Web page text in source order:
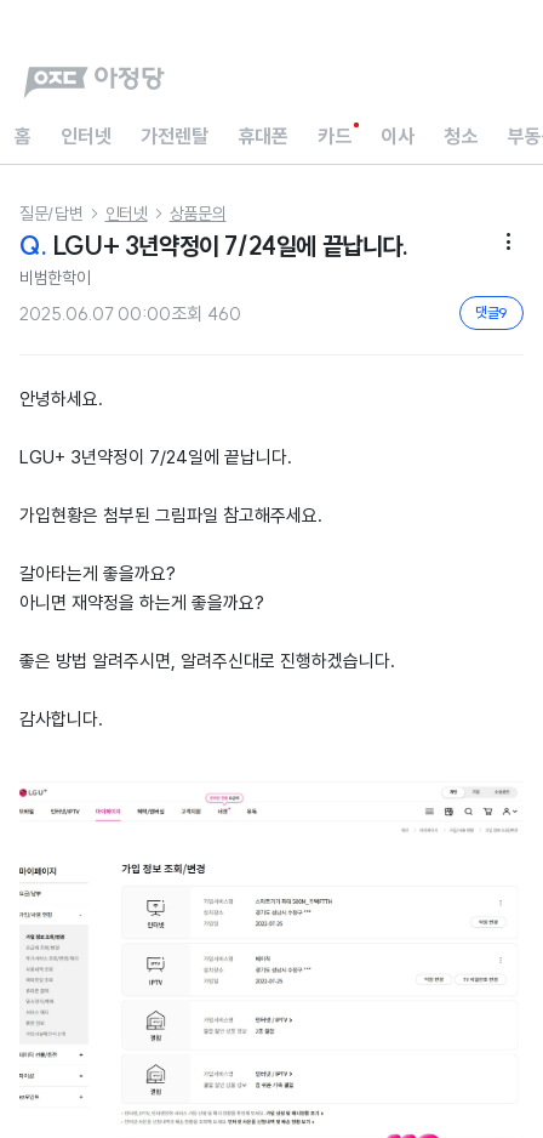
홈 인터넷 가전렌탈 휴대폰 카드 이사 청소 부
질문/답변  인터넷  상품문의
Q. LGU+ 3년약정이 7/24일에 끝납니다. 
비범한학이
2025.06.07 00:00조회 460 댓글9
안녕하세요.
LGU+ 3년약정이 7/24일에 끝납니다.
가입현황은 첨부된 그림파일 참고해주세요.
갈아타는게 좋을까요?
아니면 재약정을 하는게 좋을까요?
좋은 방법 알려주시면, 알려주신대로 진행하겠습니다.
감사합니다.